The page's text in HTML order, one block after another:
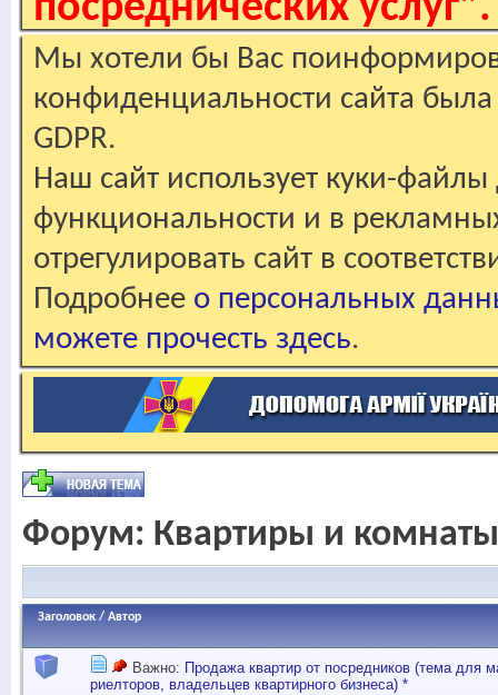
Мы хотели бы Вас
конфиденциальности сайта
GDPR.
Наш сайт использует куки-файлы
функциональности и в
отрегулировать сайт в
Подробнее о персональных
можете прочесть здесь.
Форум: Квартиры и комнаты
Заголовок / Автор
Важно: Продажа квартир от посредников (тема для
риелторов, владельцев квартирного бизнеса) *